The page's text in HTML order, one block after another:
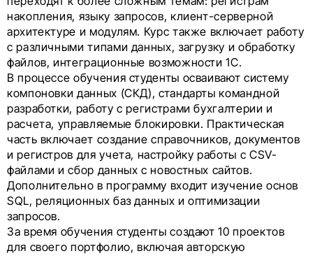
накопления, языку запросов, клиент-серверной
архитектуре и модулям. Курс также включает работу
с различными типами данных, загрузку и обработку
файлов, интеграционные возможности 1С.
В процессе обучения студенты осваивают систему
компоновки данных (СКД), стандарты командной
разработки, работу с регистрами бухгалтерии и
расчета, управляемые блокировки. Практическая
часть включает создание справочников, документов
и регистров для учета, настройку работы с CSV-
файлами и сбор данных с новостных сайтов.
Дополнительно в программу входит изучение основ
SQL, реляционных баз данных и оптимизации
запросов.
За время обучения студенты создают 10 проектов
для своего портфолио, включая авторскую